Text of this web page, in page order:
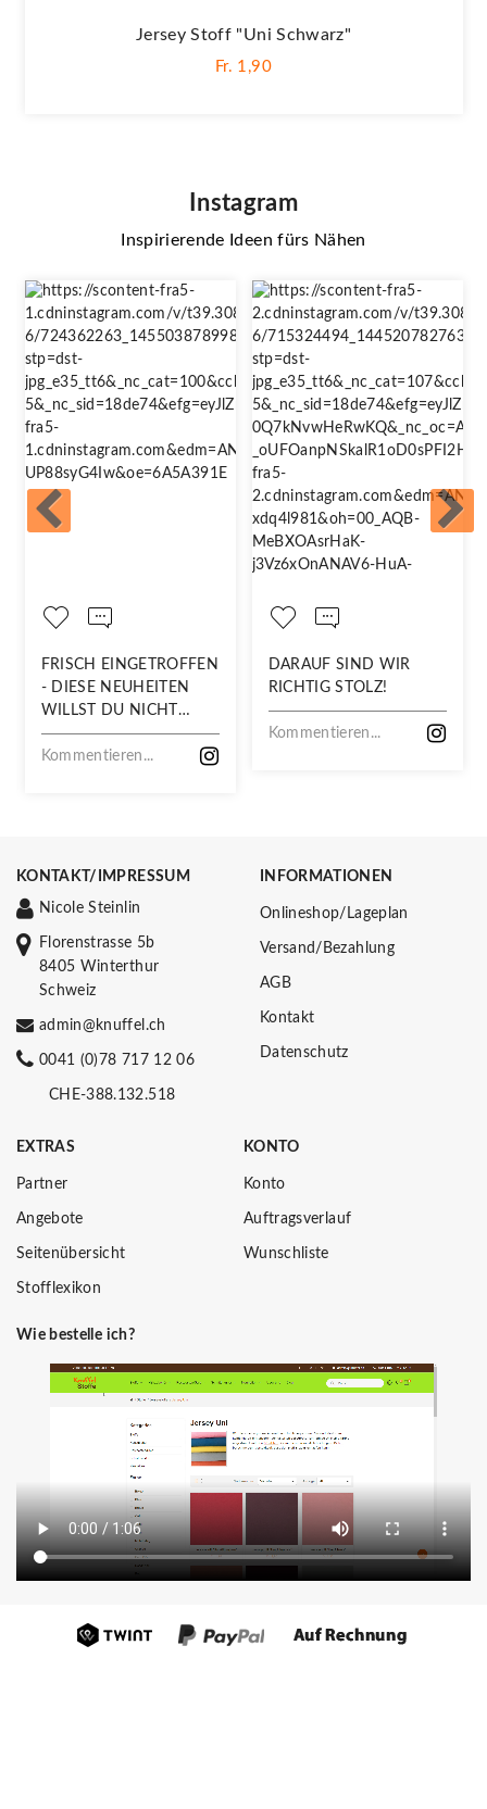
Jersey Stoff "Uni Schwarz"
Fr. 1,90
Instagram
Inspirierende Ideen fürs Nähen
FRISCH EINGETROFFEN
- DIESE NEUHEITEN
WILLST DU NICHT
VERPASSEN!
Kommentieren...
DARAUF SIND WIR
RICHTIG STOLZ!
Kommentieren...
KONTAKT/IMPRESSUM
Nicole Steinlin
Florenstrasse 5b
8405 Winterthur
Schweiz
admin@knuffel.ch
0041 (0)78 717 12 06
CHE-388.132.518
INFORMATIONEN
Onlineshop/Lageplan
Versand/Bezahlung
AGB
Kontakt
Datenschutz
EXTRAS
Partner
Angebote
Seitenübersicht
Stofflexikon
KONTO
Konto
Auftragsverlauf
Wunschliste
Wie bestelle ich?